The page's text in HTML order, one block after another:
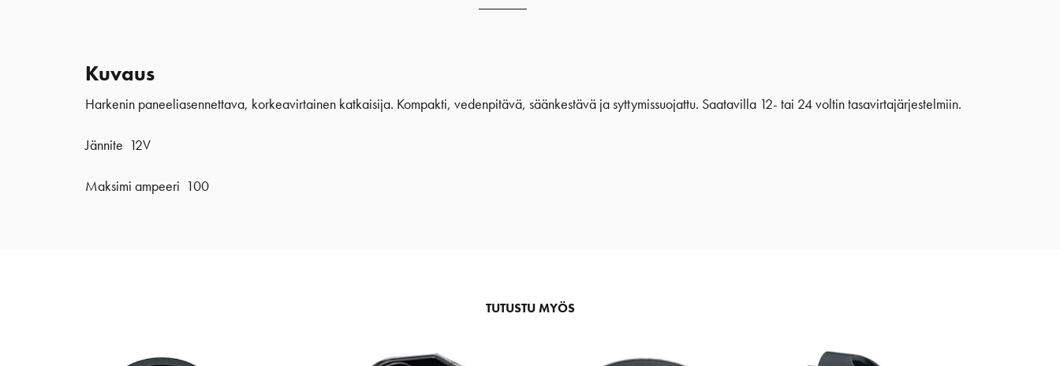
Kuvaus
Harkenin paneeliasennettava, korkeavirtainen katkaisija. Kompakti, vedenpitävä, säänkestävä ja syttymissuojattu. Saatavilla 12- tai 24 voltin tasavirtajärjestelmiin.
Jännite 12V
Maksimi ampeeri 100
TUTUSTU MYÖS